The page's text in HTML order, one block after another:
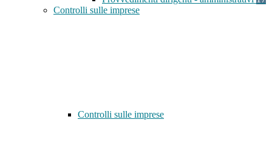
Controlli sulle imprese
Controlli sulle imprese